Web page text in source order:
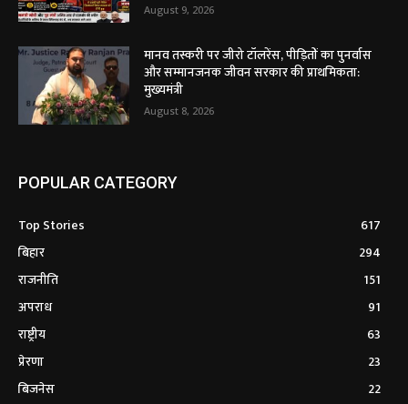
August 9, 2026
मानव तस्करी पर जीरो टॉलरेंस, पीड़ितों का पुनर्वास
और सम्मानजनक जीवन सरकार की प्राथमिकता:
मुख्यमंत्री
August 8, 2026
POPULAR CATEGORY
Top Stories
617
बिहार
294
राजनीति
151
अपराध
91
राष्ट्रीय
63
प्रेरणा
23
बिजनेस
22